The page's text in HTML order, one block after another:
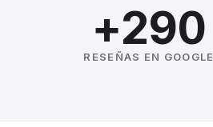
+290
RESEÑAS EN GOOGLE